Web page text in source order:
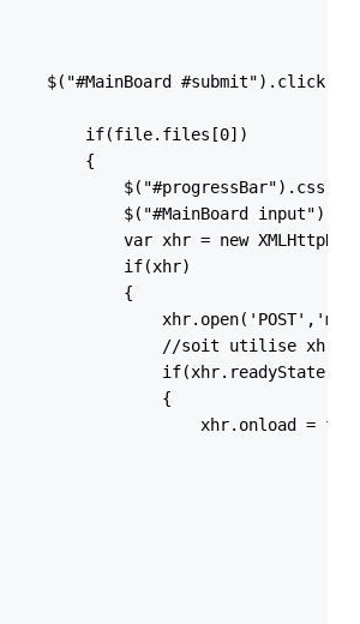
$("#MainBoard #submit").click(
if(file.files[0])
{
$("#MainBoard
var xhr = new
if(xhr)
{
//soit utilise
if(xhr.readyState
{
xhr.onload =